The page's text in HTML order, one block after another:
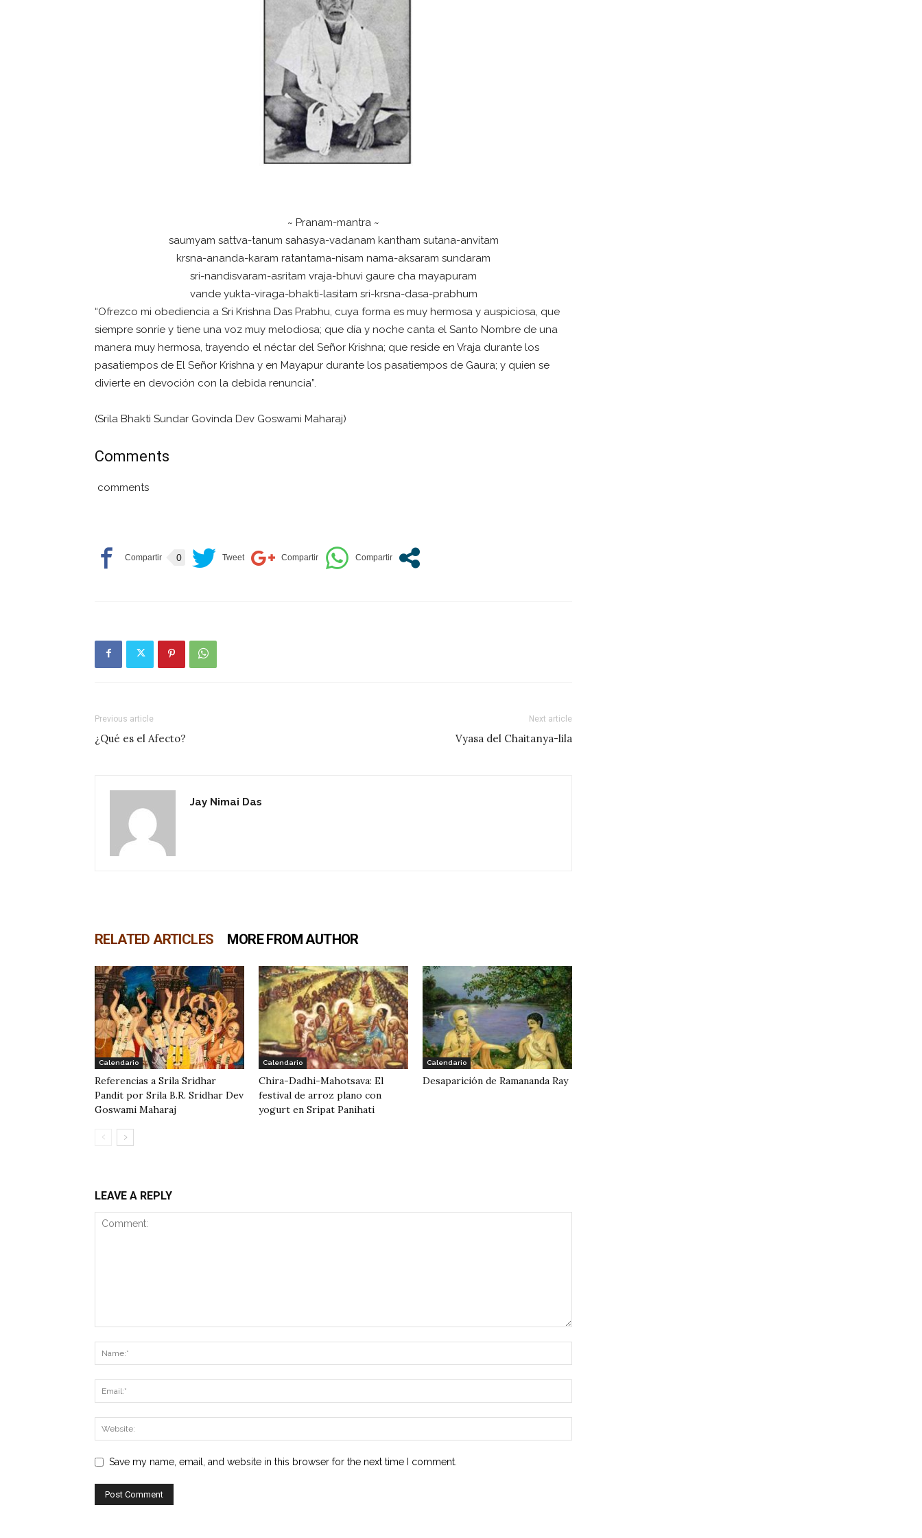
~ Pranam-mantra ~
saumyam sattva-tanum sahasya-vadanam kantham sutana-anvitam
krsna-ananda-karam ratantama-nisam nama-aksaram sundaram
sri-nandisvaram-asritam vraja-bhuvi gaure cha mayapuram
vande yukta-viraga-bhakti-lasitam sri-krsna-dasa-prabhum
“Ofrezco mi obediencia a Sri Krishna Das Prabhu, cuya forma es muy hermosa y auspiciosa, que
siempre sonríe y tiene una voz muy melodiosa; que día y noche canta el Santo Nombre de una
manera muy hermosa, trayendo el néctar del Señor Krishna; que reside en Vraja durante los
pasatiempos de El Señor Krishna y en Mayapur durante los pasatiempos de Gaura; y quien se
divierte en devoción con la debida renuncia”.
(Srila Bhakti Sundar Govinda Dev Goswami Maharaj)
Comments
comments
0
Previous article
¿Qué es el Afecto?
Next article
Vyasa del Chaitanya-lila
Jay Nimai Das
RELATED ARTICLES MORE FROM AUTHOR
Calendario
Referencias a Srila Sridhar
Pandit por Srila B.R. Sridhar Dev
Goswami Maharaj
Calendario
Chira-Dadhi-Mahotsava: El
festival de arroz plano con
yogurt en Sripat Panihati
Calendario
Desaparición de Ramananda Ray
LEAVE A REPLY
Save my name, email, and website in this browser for the next time I comment.